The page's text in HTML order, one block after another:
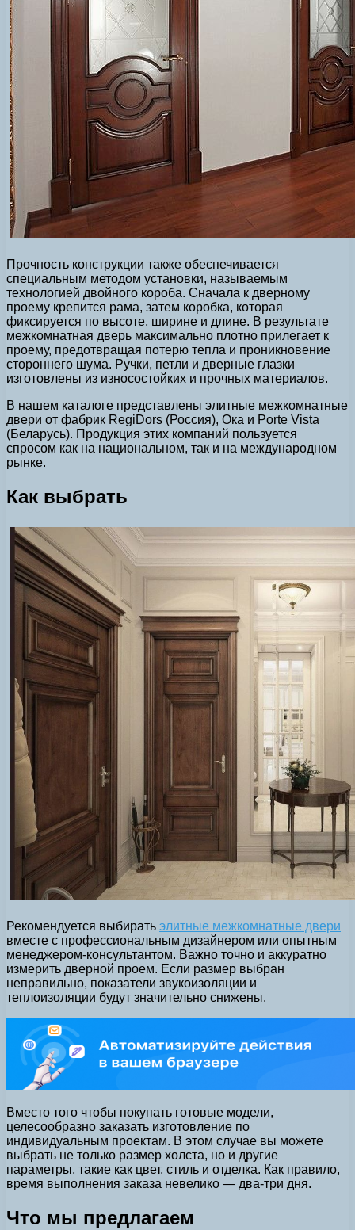
Прочность конструкции также обеспечивается
специальным методом установки, называемым
технологией двойного короба. Сначала к дверному
проему крепится рама, затем коробка, которая
фиксируется по высоте, ширине и длине. В результате
межкомнатная дверь максимально плотно прилегает к
проему, предотвращая потерю тепла и проникновение
стороннего шума. Ручки, петли и дверные глазки
изготовлены из износостойких и прочных материалов.
В нашем каталоге представлены элитные межкомнатные
двери от фабрик RegiDors (Россия), Ока и Porte Vista
(Беларусь). Продукция этих компаний пользуется
спросом как на национальном, так и на международном
рынке.
Как выбрать
Рекомендуется выбирать элитные межкомнатные двери
вместе с профессиональным дизайнером или опытным
менеджером-консультантом. Важно точно и аккуратно
измерить дверной проем. Если размер выбран
неправильно, показатели звукоизоляции и
теплоизоляции будут значительно снижены.
Вместо того чтобы покупать готовые модели,
целесообразно заказать изготовление по
индивидуальным проектам. В этом случае вы можете
выбрать не только размер холста, но и другие
параметры, такие как цвет, стиль и отделка. Как правило,
время выполнения заказа невелико — два-три дня.
Что мы предлагаем